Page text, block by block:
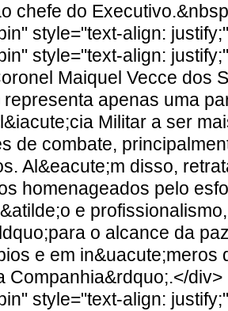
chefe do
style="text-align:
style="text-align:
Maiquel Vecce dos
apenas uma
Militar a ser
de combate,
Al&eacute;m disso,
homenageados pelo
e
o alcance da
e em in&uacute;meros
Companhia&rdquo;.</div>
style="text-align: